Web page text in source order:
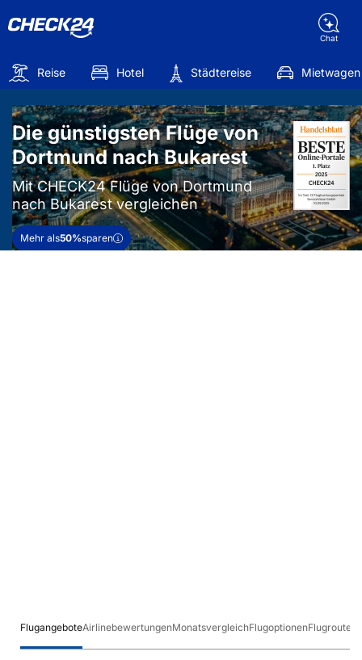
Chat
Reise Hotel Städtereise Mietwagen
Die günstigsten Flüge von
Dortmund nach Bukarest
Mit CHECK24 Flüge von Dortmund
nach Bukarest vergleichen
Mehr als50%sparen
FlugangeboteAirlinebewertungenMonatsvergleichFlugoptionenFlugrouten